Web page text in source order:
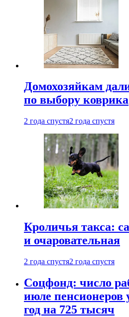
Домохозяйкам
по выбору коврика
2 года спустя2 года спустя
Кроличья такса:
и очаровательная
2 года спустя2 года спустя
Соцфонд: число
июле пенсионеров
год на 725 тысяч